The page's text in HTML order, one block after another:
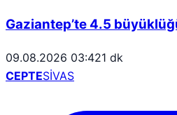
Gaziantep’te 4.5
09.08.2026 03:421 dk
CEPTESİVAS